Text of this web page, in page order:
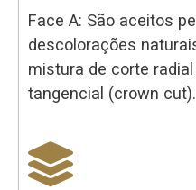
Face A: São aceitos
descolorações
mistura de corte
tangencial (crown cut).